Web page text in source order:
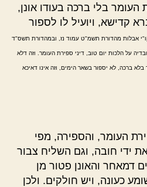
העומר בלי ברכה בעודו אונן,
קדישא, ויועיל לו לספור
אבלות מהדורת תשמ"ט עמוד נז, ובמהדורת תשס"ד
על הלכות יום טוב, דיני ספירת העומר. וזה דלא
ברכה, לא יספור בשאר הימים, וזה אינו דאיכא
העומר, והספירה, מפי
ידי חובה, וגם השליח צבור
דמאחר והאונן פטור מן
כעונה, ויש חולקים. ולכן